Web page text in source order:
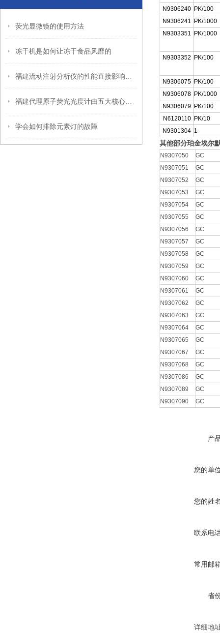
荧光显微镜的使用方法
冻干机是如何让冻干食品风靡的
学会如何排除元素灯的故障
N9306240 PK/100
N9306241
PK/1000
N9303351
PK/1000
N9303352 PK/100
N9306075 PK/100
N9306078 PK/1000
N9306079 PK/100
N6120110
PK/10
N9301304 1
其他部分珀金埃尔
N9307050
GC
N9307051
GC
N9307052
GC
N9307053
GC
N9307054
GC
N9307055
GC
N9307056
GC
N9307057
GC
N9307058
GC
N9307059
GC
N9307060
GC
N9307061
GC
N9307062
GC
N9307063
GC
N9307064
GC
N9307065
GC
N9307067
GC
N9307068
GC
N9307086
GC
N9307089
GC
N9307090
GC
产
您的单
您的姓
联系电
常用邮
省
详细地